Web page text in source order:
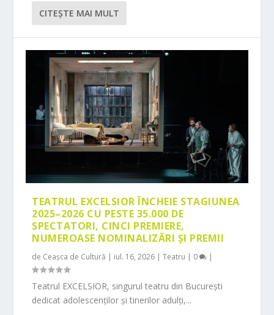
CITEŞTE MAI MULT
TEATRUL EXCELSIOR ÎNCHEIE STAGIUNEA
2025–2026 CU PESTE 35.000 DE
SPECTATORI, CINCI PREMIERE,
NUMEROASE NOMINALIZĂRI ȘI PREMII
de Ceașca de Cultură | iul. 16, 2026 |Teatru | 0 |
Teatrul EXCELSIOR, singurul teatru din București
dedicat adolescenților și tinerilor adulți,...